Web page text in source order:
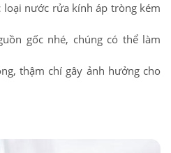
nước rửa kính áp tròng kém
gốc nhé, chúng có thể làm
thậm chí gây ảnh hưởng cho